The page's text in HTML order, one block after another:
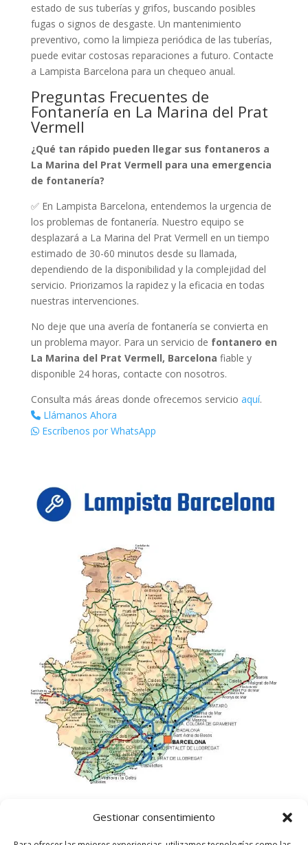
Gestionar consentimiento
estado de sus tuberías y grifos, buscando posibles
fugas o signos de desgaste. Un mantenimiento
preventivo, como la limpieza periódica de las tuberías,
puede evitar costosas reparaciones a futuro. Contacte
a Lampista Barcelona para un chequeo anual.
Preguntas Frecuentes de
Fontanería en La Marina del Prat
Vermell
¿Qué tan rápido pueden llegar sus fontaneros a
La Marina del Prat Vermell para una emergencia
de fontanería?
✅ En Lampista Barcelona, entendemos la urgencia de
los problemas de fontanería. Nuestro equipo se
desplazará a La Marina del Prat Vermell en un tiempo
estimado de 30-60 minutos desde su llamada,
dependiendo de la disponibilidad y la complejidad del
servicio. Priorizamos la rapidez y la eficacia en todas
nuestras intervenciones.
No deje que una avería de fontanería se convierta en
un problema mayor. Para un servicio de fontanero en
La Marina del Prat Vermell, Barcelona fiable y
disponible 24 horas, contacte con nosotros.
Consulta más áreas donde ofrecemos servicio aquí.
Llámanos Ahora
Escríbenos por WhatsApp